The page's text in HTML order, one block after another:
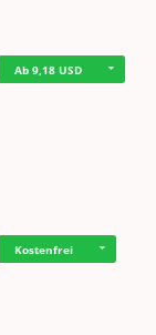
Ab 9,18 USD
Kostenfrei